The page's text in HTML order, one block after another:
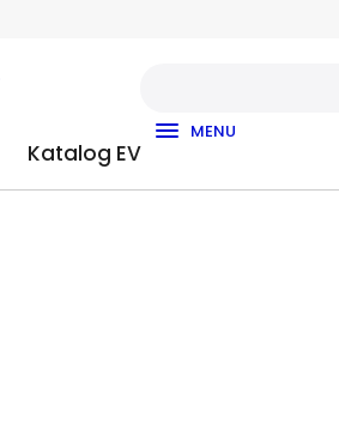
Katalog EV
MENU